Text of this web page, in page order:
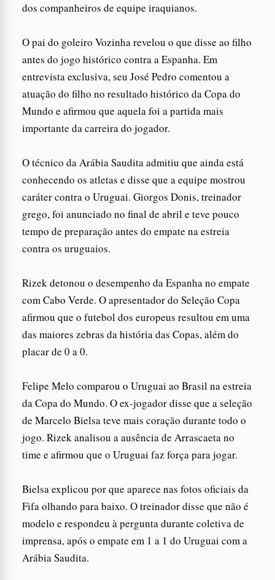
dos companheiros de equipe iraquianos.
O pai do goleiro Vozinha revelou o que disse ao filho
antes do jogo histórico contra a Espanha. Em
entrevista exclusiva, seu José Pedro comentou a
atuação do filho no resultado histórico da Copa do
Mundo e afirmou que aquela foi a partida mais
importante da carreira do jogador.
O técnico da Arábia Saudita admitiu que ainda está
conhecendo os atletas e disse que a equipe mostrou
caráter contra o Uruguai. Giorgos Donis, treinador
grego, foi anunciado no final de abril e teve pouco
tempo de preparação antes do empate na estreia
contra os uruguaios.
Rizek detonou o desempenho da Espanha no empate
com Cabo Verde. O apresentador do Seleção Copa
afirmou que o futebol dos europeus resultou em uma
das maiores zebras da história das Copas, além do
placar de 0 a 0.
Felipe Melo comparou o Uruguai ao Brasil na estreia
da Copa do Mundo. O ex-jogador disse que a seleção
de Marcelo Bielsa teve mais coração durante todo o
jogo. Rizek analisou a ausência de Arrascaeta no
time e afirmou que o Uruguai faz força para jogar.
Bielsa explicou por que aparece nas fotos oficiais da
Fifa olhando para baixo. O treinador disse que não é
modelo e respondeu à pergunta durante coletiva de
imprensa, após o empate em 1 a 1 do Uruguai com a
Arábia Saudita.